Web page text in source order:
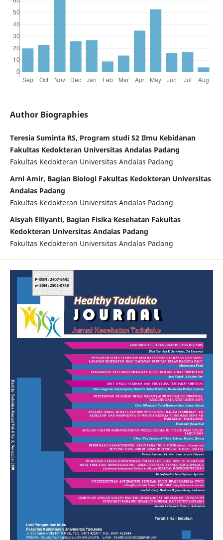
Author Biographies
Teresia Suminta RS, Program studi S2 Ilmu Kebidanan
Fakultas Kedokteran Universitas Andalas Padang
Fakultas Kedokteran Universitas Andalas Padang
Arni Amir, Bagian Biologi Fakultas Kedokteran Universitas
Andalas Padang
Fakultas Kedokteran Universitas Andalas Padang
Aisyah Elliyanti, Bagian Fisika Kesehatan Fakultas
Kedokteran Universitas Andalas Padang
Fakultas Kedokteran Universitas Andalas Padang